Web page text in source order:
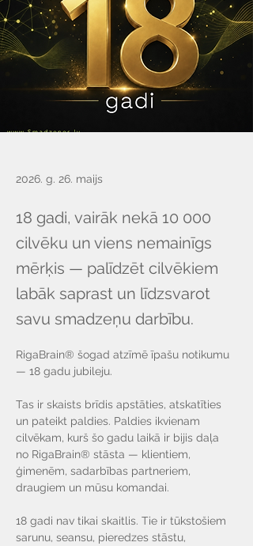
2026. g. 26. maijs
18 gadi, vairāk nekā 10 000
cilvēku un viens nemainīgs
mērķis — palīdzēt cilvēkiem
labāk saprast un līdzsvarot
savu smadzeņu darbību.
RigaBrain® šogad atzīmē īpašu notikumu
— 18 gadu jubileju.
Tas ir skaists brīdis apstāties, atskatīties
un pateikt paldies. Paldies ikvienam
cilvēkam, kurš šo gadu laikā ir bijis daļa
no RigaBrain® stāsta — klientiem,
ģimenēm, sadarbības partneriem,
draugiem un mūsu komandai.
18 gadi nav tikai skaitlis. Tie ir tūkstošiem
sarunu, seansu, pieredzes stāstu,